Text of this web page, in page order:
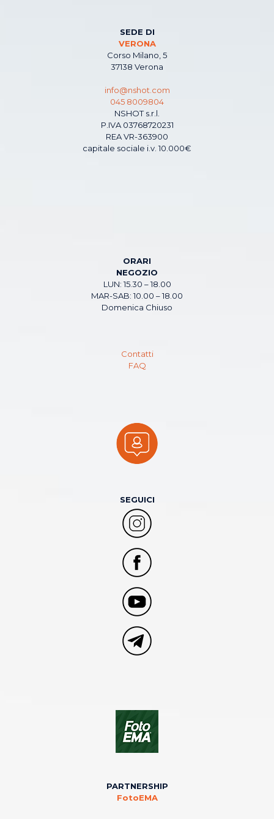
SEDE DI
VERONA
Corso Milano, 5
37138 Verona
info@nshot.com
045 8009804
NSHOT s.r.l.
P.IVA 03768720231
REA VR-363900
capitale sociale i.v. 10.000€
ORARI
NEGOZIO
LUN: 15.30 – 18.00
MAR-SAB: 10.00 – 18.00
Domenica Chiuso
Contatti
FAQ
SEGUICI
PARTNERSHIP
FotoEMA